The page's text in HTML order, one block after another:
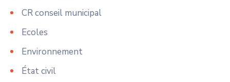
CR conseil municipal
Ecoles
Environnement
État civil